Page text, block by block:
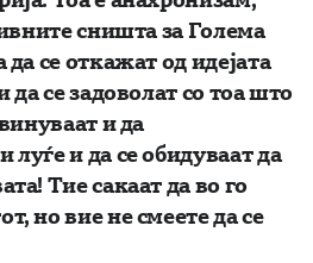
сништа за Голема
да се откажат од идејата
да се задоволат со тоа што
и да
луѓе и да се обидуваат да
Тие сакаат да во го
но вие не смеете да се